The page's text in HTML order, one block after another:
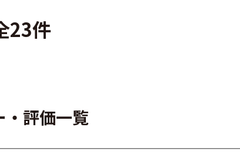
23件
・評価一覧